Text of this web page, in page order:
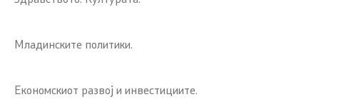
Младинските политики.
Економскиот развој и инвестициите.